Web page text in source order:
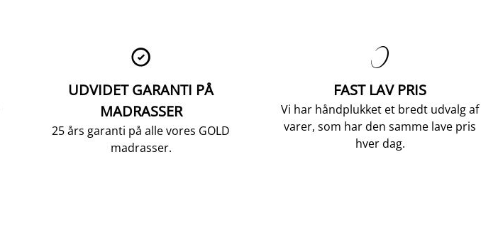

UDVIDET GARANTI PÅ
MADRASSER
25 års garanti på alle vores GOLD
madrasser.

FAST LAV PRIS
Vi har håndplukket et bredt udvalg af
varer, som har den samme lave pris
hver dag.